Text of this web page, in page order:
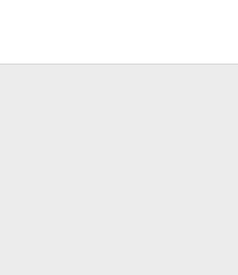
artikli prikazani na sajtu su deo naše